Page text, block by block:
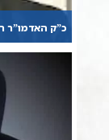
כ”ק האדמו”ר